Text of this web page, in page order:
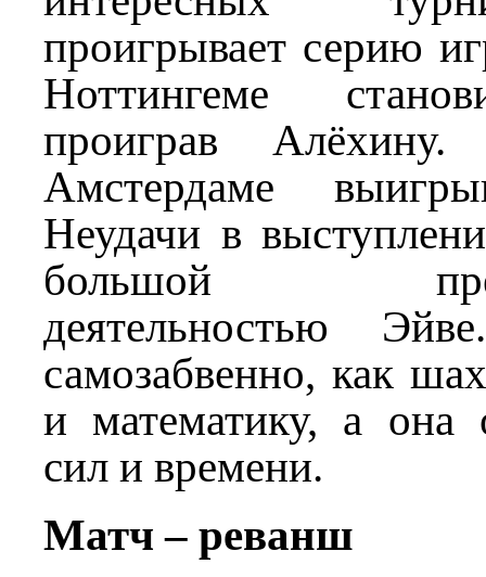
проигрывает серию
Ноттингеме
проиграв
Амстердаме
Неудачи в
большой
деятельностью
самозабвенно, как
и математику, а она
сил и времени.
Матч – реванш